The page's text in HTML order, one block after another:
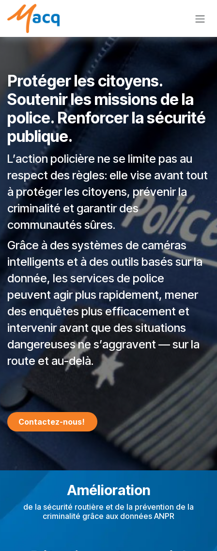
Se rendre au contenu
Protéger les citoyens.
Soutenir les missions de la
police. Renforcer la sécurité
publique. ​
L’action policière ne se limite pas au
respect des règles: elle vise avant tout
à protéger les citoyens, prévenir la
criminalité et garantir des
communautés sûres.
Grâce à des systèmes de caméras
intelligents et à des outils basés sur la
donnée, les services de police
peuvent agir plus rapidement, mener
des enquêtes plus efficacement et
intervenir avant que des situations
dangereuses ne s’aggravent — sur la
route et au-delà.
Contactez-nous!
Amélioration ​
de la sécurité routière et de la prévention de la
criminalité grâce aux données ANPR​